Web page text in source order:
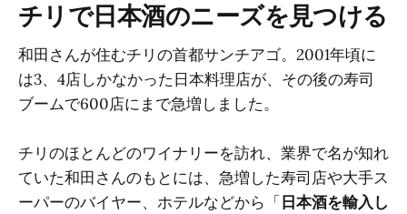
チリで日本酒のニーズを見つける
和田さんが住むチリの首都サンチアゴ。2001年頃に
は3、4店しかなかった日本料理店が、その後の寿司
ブームで600店にまで急増しました。
チリのほとんどのワイナリーを訪れ、業界で名が知れ
ていた和田さんのもとには、急増した寿司店や大手ス
ーパーのバイヤー、ホテルなどから「日本酒を輸入し